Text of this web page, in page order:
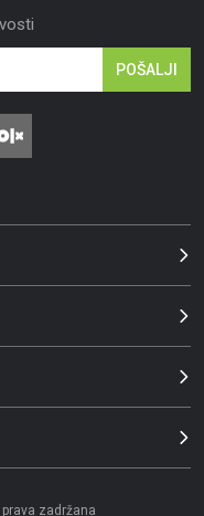
POŠALJI
zadržana